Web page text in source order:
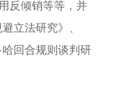
反倾销等等，并
立法研究》、
哈回合规则谈判研